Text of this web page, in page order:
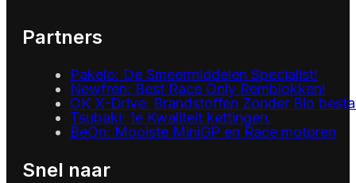
Partners
Pakelo: De Smeermiddelen Specialist!
Newfren: Best Race Only Remblokken!
OK X-Drive: Brandstoffen Zonder Bio
Tsubaki: 1e Kwaliteit kettingen.
BeOn: Mooiste MiniGP en Race motoren
Snel naar